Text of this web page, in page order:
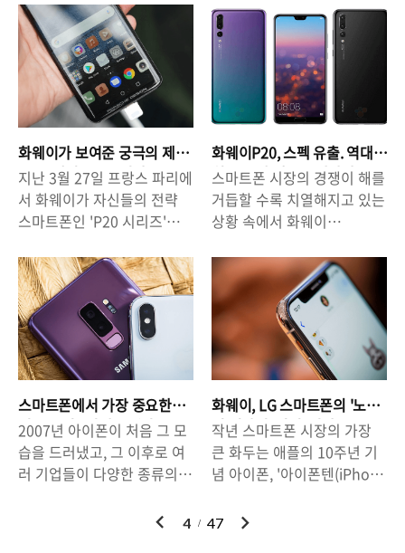
문제'보다는 '형태'와 '작동 방
식'이 더 큰 관심사로 떠오르
고 있기도 합니다. △ LG의
접는 스마트폰, concept
image.삼성이 폴더블 스마트
폰 '갤럭시X'를 준비중인 것으
로 알려진 가운데, LG역시 '접
는 스마트폰'을 준비중이라
고..
상황에서 최근 알려진 소식에
의하면 'G7씽큐'는 4월 말 공
개 행사를 가질 것이고 5월 중
순경부터 공식 판매 절차에
돌입할 것으로 알려져 있습니
다. △ LG의 차세대 전략 스
마트폰 'G7씽큐'의 공개일이
다가오고 있다. 하지만 시장
의 반응은 아직..
LG의 차세대 전략 스마트폰
인 'LG G7 ThinQ'의 등장으
로 그 절정을 이룰 것으로 예
상되고 있습니다. 하이엔드
스마트폰 시장에서 빼놓을 수
없는 기업 중 하나인 LG전자
가 예년보다 두 달 이상 늦은
4월 말에 차세대 전략 스마트
폰을 내놓을 것으로 알려지면
서 관심이 고조되고 있습니
다. 특히, 차세대 제품의 이름
서 지난 2월 공개된 'V30s
ThinQ'의 핵심 기능이 고스
란히 담길 것으로 예상되고
있습니다.△ LG가 오는 4월
말, 차세대 전략 스마트폰 'G7
씽큐'를 공개할 것이라 한
다.AI기능의 원활한 활용을
위해 AI전용 버튼 'AI스위치
(Q스위..
열해진 가운데, LG가 차세대
전략 스마트폰인 G7에서
LCD디스플레이를 탑재한 제
품과 OLED디스플레이를 탑
재한 제품을 각각 선보일 가
능성이 있다는 이야기가 나오
면서 관심을 모으고 있습니
다. LG는 LCD디스플레이를
탑재한 제품의 출시를 통해
가격 경쟁력을 통한 판매량
증대를 꾀하는 동시에 OLED
하여 이미지 개선에 힘쓰는
판매 전략을 내세울 것으로
예상되고 있습니다. △ G7,
concept image.LG는 오는
5월에 G7을 선보일 계획이라
고 한다.그동안 6.1인치 크기
의 OLED디스플레이가 탑재
된 제품이 출시될 것으로 알
려져 있었지만, 최근 가격 경
쟁력을 ..
화웨이가 보여준 궁극의 제
품은 '메이트 RS' 였다.
지난 3월 27일 프랑스 파리에
서 화웨이가 자신들의 전략
스마트폰인 'P20 시리즈'와
품 '포르쉐디자인 화웨이 메
이트RS'를 공개했습니다. 화
웨이는 오래전부터 라이카
(LEICA)와 손잡고 카메라에
많은 역량을 쏟아 붓고 있는
만큼 이번 'P20시리즈'의 카
메라는 뛰어난 성능을 유감없
이 발휘했습니다. 한편, 키노
트 행사 말미에 화웨이는 '포
르쉐 디자인'과의 협업으로
탄생한 '메이트 RS'를 선보였
리미엄 제품'으로서 포르쉐
화웨이P20, 스펙 유출. 역대
최고 스펙 제품 등장하나?
스마트폰 시장의 경쟁이 해를
거듭할 수록 치열해지고 있는
상황 속에서 화웨이
보지 않을 수 없습니다. 오래
전부터 세계 스마트폰 시장 3
위 자리를 굳힌 화웨이는 하
이엔드 스마트폰 시장에서의
입지를 강화하기 위해 카메라
업계의 명품으로 불리는 독일
의 '라이카(LEICA)'가 만든 카
메라 렌즈를 스마트폰에 탑재
하고 있으며, 기본적인 스펙
또한 최고 수준을 유지하고
있습니다. 더욱이 화웨이의
시리즈'의 프리미엄 제품인
스마트폰에서 가장 중요한
것은 무엇? 선택은? (설문 조
사 결과)
2007년 아이폰이 처음 그 모
습을 드러냈고, 그 이후로 여
러 기업들이 다양한 종류의
10여년 전과 비교해보면 스
화웨이, LG 스마트폰의 '노
치 디자인' 러시, 허상을 쫓
는 것일까?
작년 스마트폰 시장의 가장
큰 화두는 애플의 10주년 기
념 아이폰, '아이폰텐(iPhone
그 자체보다는 기존에 출시했
이
4 47
다